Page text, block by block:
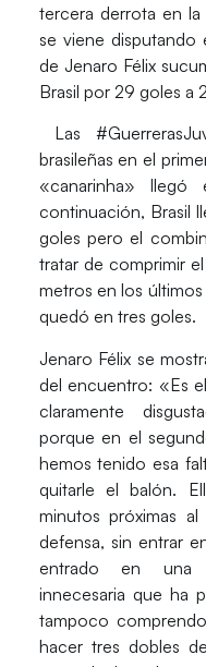
tercera derrota en
se viene disputando
de Jenaro Félix
Brasil por 29 goles a
Las
brasileñas en el
«canarinha»
continuación, Brasil
goles pero el
tratar de comprimir
metros en los
quedó en tres goles.
Jenaro Félix se
del encuentro: «Es
claramente
porque en el
hemos tenido esa
quitarle el balón.
minutos próximas
defensa, sin entrar
entrado en una
innecesaria que ha
tampoco
hacer tres dobles